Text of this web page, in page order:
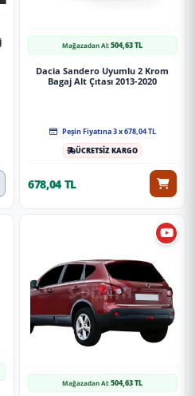
Mağazadan Al:504,63 TL
Dacia Sandero Uyumlu 2 Krom
Bagaj Alt Çıtası 2013-2020
Peşin Fiyatına 3 x 678,04 TL
ÜCRETSİZ KARGO
678,04 TL
Mağazadan Al:504,63 TL